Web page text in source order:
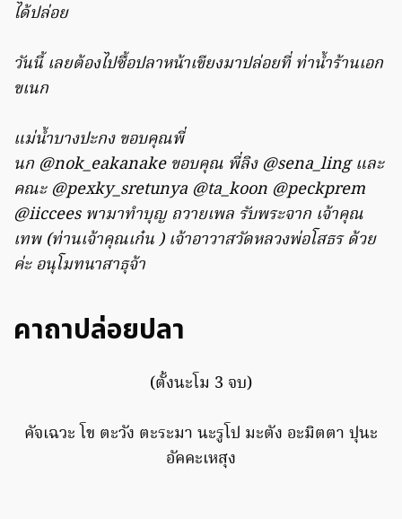
ได้ปล่อย
วันนี้ เลยต้องไปซื้อปลาหน้าเขียงมาปล่อยที่ ท่าน้ำร้านเอก
ขเนก
แม่น้ำบางปะกง ขอบคุณพี่
นก @nok_eakanake ขอบคุณ พี่ลิง @sena_ling และ
คณะ @pexky_sretunya @ta_koon @peckprem
@iiccees พามาทำบุญ ถวายเพล รับพระจาก เจ้าคุณ
เทพ (ท่านเจ้าคุณเก๋น ) เจ้าอาวาสวัดหลวงพ่อโสธร ด้วย
ค่ะ อนุโมทนาสาธุจ้า
คาถาปล่อยปลา
(ตั้งนะโม 3 จบ)
คัจเฉวะ โข ตะวัง ตะระมา นะรูโป มะตัง อะมิตตา ปุนะ
อัคคะเหสุง